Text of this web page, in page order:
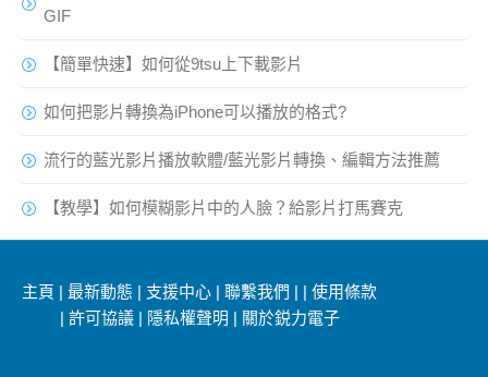
GIF
【簡單快速】如何從9tsu上下載影片
如何把影片轉換為iPhone可以播放的格式?
流行的藍光影片播放軟體/藍光影片轉換、編輯方法推薦
【教學】如何模糊影片中的人臉？給影片打馬賽克
主頁 |最新動態 | 支援中心 |聯繫我們 | |使用條款
| 許可協議| 隱私權聲明 | 關於鋭力電子